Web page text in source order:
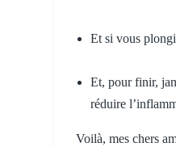
Et si vous
Et, pour finir,
réduire
Voilà, mes chers